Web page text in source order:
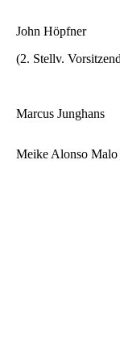
John Höpfner
(2. Stellv.
Marcus Junghans
Meike Alonso Malo